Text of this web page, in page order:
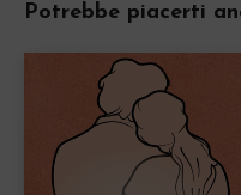
Potrebbe piacerti